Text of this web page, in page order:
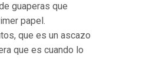
guaperas que
papel.
que es un ascazo
que es cuando lo